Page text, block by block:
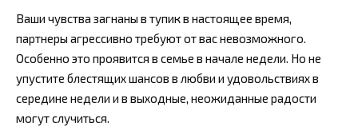
Ваши чувства загнаны в тупик в настоящее время,
партнеры агрессивно требуют от вас невозможного.
Особенно это проявится в семье в начале недели. Но не
упустите блестящих шансов в любви и удовольствиях в
середине недели и в выходные, неожиданные радости
могут случиться.